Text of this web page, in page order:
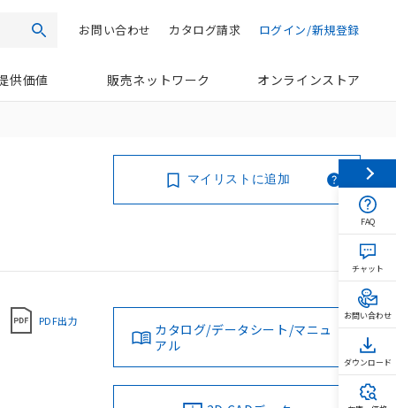
検索 ログイン/新規登録
カタログ請求
お問い合わせ
供価値 販売ネットワーク オンラインストア
マイリストに追加
PDF出力
カタログ/データシート/マニュ
アル
FAQ
チャット
お問い合わせ
ダウンロード